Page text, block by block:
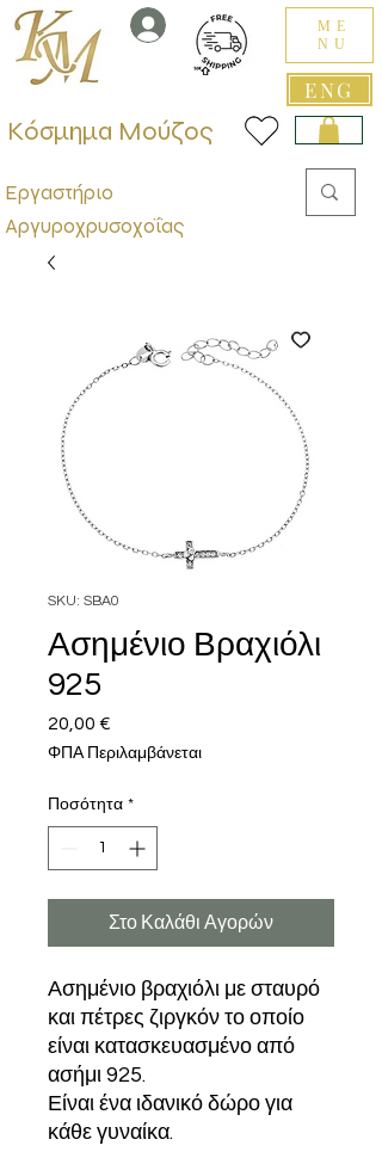
ENG
ME
NU
Εργαστήριο
Αργυροχρυσοχοΐας
Κόσμημα Μούζος
SKU: SBA0
Ασημένιο Βραχιόλι
925
20,00 €
ΦΠΑ Περιλαμβάνεται
Ποσότητα *
Στο Καλάθι Αγορών
Ασημένιο βραχιόλι με σταυρό
και πέτρες ζιργκόν το οποίο
είναι κατασκευασμένο από
ασήμι 925.
Είναι ένα ιδανικό δώρο για
κάθε γυναίκα.